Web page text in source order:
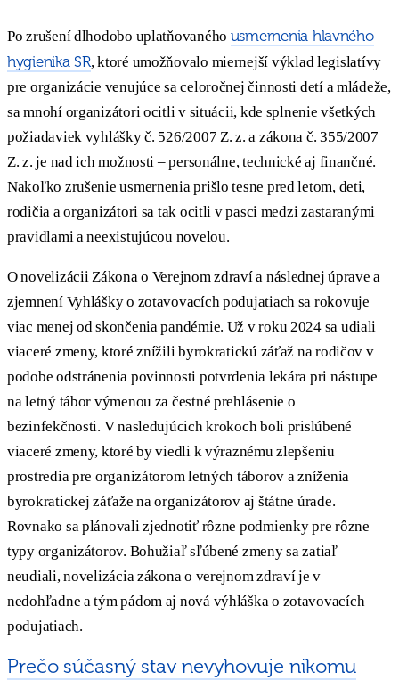
Po zrušení dlhodobo uplatňovaného usmernenia hlavného
hygienika SR, ktoré umožňovalo miernejší výklad legislatívy
pre organizácie venujúce sa celoročnej činnosti detí a mládeže,
sa mnohí organizátori ocitli v situácii, kde splnenie všetkých
požiadaviek vyhlášky č. 526/2007 Z. z. a zákona č. 355/2007
Z. z. je nad ich možnosti – personálne, technické aj finančné.
Nakoľko zrušenie usmernenia prišlo tesne pred letom, deti,
rodičia a organizátori sa tak ocitli v pasci medzi zastaranými
pravidlami a neexistujúcou novelou.
O novelizácii Zákona o Verejnom zdraví a následnej úprave a
zjemnení Vyhlášky o zotavovacích podujatiach sa rokovuje
viac menej od skončenia pandémie. Už v roku 2024 sa udiali
viaceré zmeny, ktoré znížili byrokratickú záťaž na rodičov v
podobe odstránenia povinnosti potvrdenia lekára pri nástupe
na letný tábor výmenou za čestné prehlásenie o
bezinfekčnosti. V nasledujúcich krokoch boli prislúbené
viaceré zmeny, ktoré by viedli k výraznému zlepšeniu
prostredia pre organizátorom letných táborov a zníženia
byrokratickej záťaže na organizátorov aj štátne úrade.
Rovnako sa plánovali zjednotiť rôzne podmienky pre rôzne
typy organizátorov. Bohužiaľ sľúbené zmeny sa zatiaľ
neudiali, novelizácia zákona o verejnom zdraví je v
nedohľadne a tým pádom aj nová výhláška o zotavovacích
podujatiach.
Prečo súčasný stav nevyhovuje nikomu